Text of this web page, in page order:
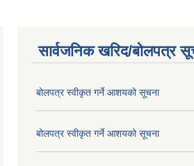
सार्वजनिक खरिद/बोलपत्र
बोलपत्र स्वीकृत गर्ने आशयको सूचना
बोलपत्र स्वीकृत गर्ने आशयको सूचना